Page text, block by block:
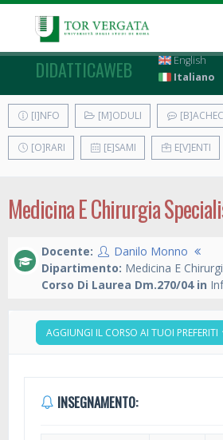
DIDATTICAWEB
English
Italiano
[I]NFO [M]ODULI
[O]RARI [E]SAMI E[V]ENTI
Medicina E Chirurgia
Docente:
Danilo Monno
Dipartimento: Medicina E
Corso Di Laurea Dm.270/04 in
AGGIUNGI IL CORSO AI TUOI PREFERITI
INSEGNAMENTO: